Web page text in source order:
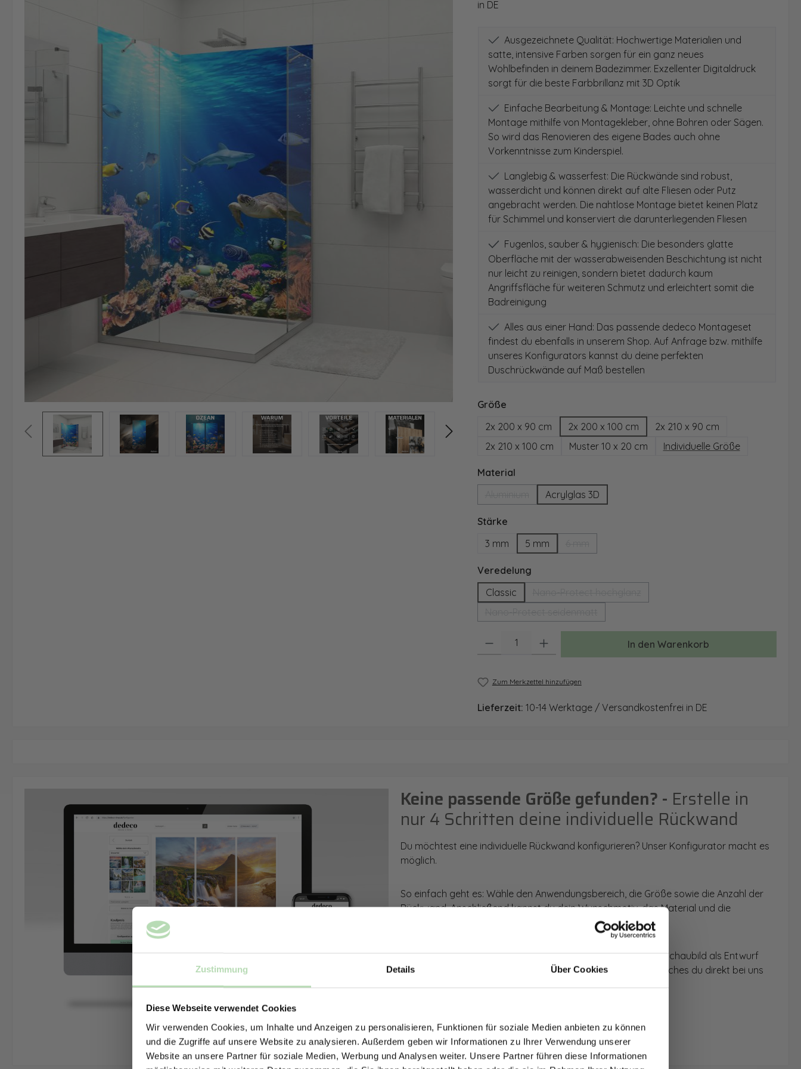
Zustimmung Details Über Cookies
Diese Webseite verwendet Cookies
Wir verwenden Cookies, um Inhalte und Anzeigen zu personalisieren, Funktionen für soziale Medien anbieten zu können
und die Zugriffe auf unsere Website zu analysieren. Außerdem geben wir Informationen zu Ihrer Verwendung unserer
Website an unsere Partner für soziale Medien, Werbung und Analysen weiter. Unsere Partner führen diese Informationen
in DE
Ausgezeichnete Qualität: Hochwertige Materialien und
satte, intensive Farben sorgen für ein ganz neues
Wohlbefinden in deinem Badezimmer. Exzellenter Digitaldruck
sorgt für die beste Farbbrillanz mit 3D Optik
Einfache Bearbeitung & Montage: Leichte und schnelle
Montage mithilfe von Montagekleber, ohne Bohren oder Sägen.
So wird das Renovieren des eigene Bades auch ohne
Vorkenntnisse zum Kinderspiel.
Langlebig & wasserfest: Die Rückwände sind robust,
wasserdicht und können direkt auf alte Fliesen oder Putz
angebracht werden. Die nahtlose Montage bietet keinen Platz
für Schimmel und konserviert die darunterliegenden Fliesen
Fugenlos, sauber & hygienisch: Die besonders glatte
Oberfläche mit der wasserabweisenden Beschichtung ist nicht
nur leicht zu reinigen, sondern bietet dadurch kaum
Angriffsfläche für weiteren Schmutz und erleichtert somit die
Badreinigung
Alles aus einer Hand: Das passende dedeco Montageset
findest du ebenfalls in unserem Shop. Auf Anfrage bzw. mithilfe
unseres Konfigurators kannst du deine perfekten
Duschrückwände auf Maß bestellen
Größeauswählen
2x 200 x 90 cm
2x 200 x 100 cm
2x 210 x 90 cm
2x 210 x 100 cm
Muster 10 x 20 cm Individuelle Größe
Materialauswählen
(Diese Option ist zurzeit nicht verfügbar.)
Acrylglas 3D
Stärkeauswählen
3 mm
5 mm
Veredelungauswählen
Classic
(Diese Option ist zurzeit nicht verfügbar.)
Produkt Anzahl: Gib den gewünschten Wert ein oder benutze die Schaltflächen
In den Warenkorb
Zum Merkzettel hinzufügen
Lieferzeit: 10-14 Werktage / Versandkostenfrei in DE
Keine passende Größe gefunden? - Erstelle in
nur 4 Schritten deine individuelle Rückwand
Du möchtest eine individuelle Rückwand konfigurieren? Unser Konfigurator macht es
möglich.
So einfach geht es: Wähle den Anwendungsbereich, die Größe sowie die Anzahl der
Rückwand. Anschließend kannst du dein Wunschmotiv, das Material und die
Mithilfe unseres Konfigurators werden dir die Rückwände im Schaubild als Entwurf
dargestellt. Parallel erhältst du dein individuelles Angebot, welches du direkt bei uns
bestellen kannst.
Zum Konfigurator
Jetzt zum Newsletter anmelden.